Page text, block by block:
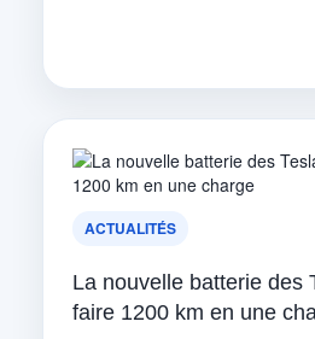
ACTUALITÉS
La nouvelle batterie des
faire 1200 km en une